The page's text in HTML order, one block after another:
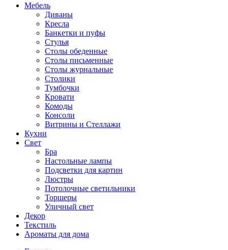
Мебель
Диваны
Кресла
Банкетки и пуфы
Стулья
Столы обеденные
Столы письменные
Столы журнальные
Столики
Тумбочки
Кровати
Комоды
Консоли
Витрины и Стеллажи
Кухни
Свет
Бра
Настольные лампы
Подсветки для картин
Люстры
Потолочные светильники
Торшеры
Уличный свет
Декор
Текстиль
Ароматы для дома